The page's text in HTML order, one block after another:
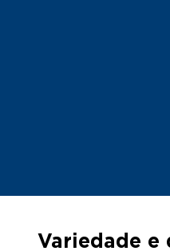
Variedade e